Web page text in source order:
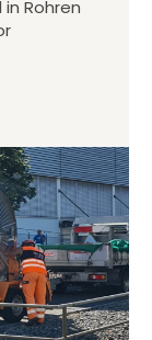
Rohren